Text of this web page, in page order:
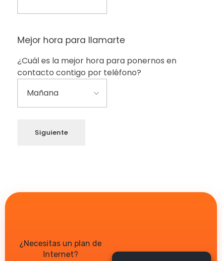
Mejor hora para llamarte
¿Cuál es la mejor hora para ponernos en
contacto contigo por teléfono?
¿Necesitas un plan de
Internet?